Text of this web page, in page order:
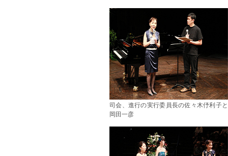
司会、進行の実行委員長の佐々木伃利子と
岡田一彦